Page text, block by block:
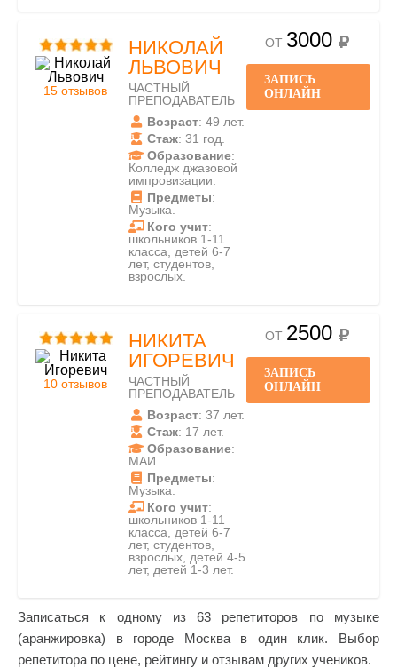
15 отзывов
НИКОЛАЙ
ЛЬВОВИЧ
ЧАСТНЫЙ
ПРЕПОДАВАТЕЛЬ
Возраст: 49 лет.
Стаж: 31 год.
Образование:
Колледж джазовой
импровизации.
Предметы:
Музыка.
Кого учит:
школьников 1-11
класса, детей 6-7
лет, студентов,
взрослых.
ОТ 3000
ЗАПИСЬ
ОНЛАЙН
10 отзывов
НИКИТА
ИГОРЕВИЧ
ЧАСТНЫЙ
ПРЕПОДАВАТЕЛЬ
Возраст: 37 лет.
Стаж: 17 лет.
Образование:
МАИ.
Предметы:
Музыка.
Кого учит:
школьников 1-11
класса, детей 6-7
лет, студентов,
взрослых, детей 4-5
лет, детей 1-3 лет.
ОТ 2500
ЗАПИСЬ
ОНЛАЙН
Записаться к одному из 63 репетиторов по музыке
(аранжировка) в городе Москва в один клик. Выбор
репетитора по цене, рейтингу и отзывам других учеников.